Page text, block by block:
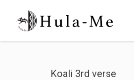
Koali 3rd verse